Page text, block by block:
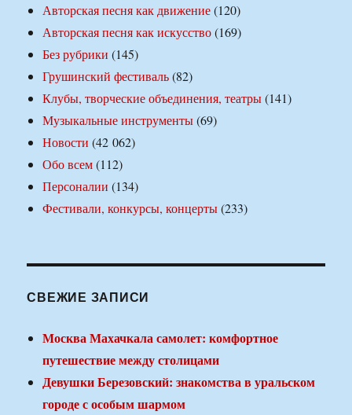
Авторская песня как движение(120)
Авторская песня как искусство(169)
Без рубрики (145)
Грушинский фестиваль(82)
Клубы, творческие объединения, театры(141)
Музыкальные инструменты(69)
Новости (42 062)
Обо всем(112)
Персоналии (134)
Фестивали, конкурсы, концерты(233)
СВЕЖИЕ ЗАПИСИ
Москва Махачкала самолет: комфортное
путешествие между столицами
Девушки Березовский: знакомства в уральском
городе с особым шармом